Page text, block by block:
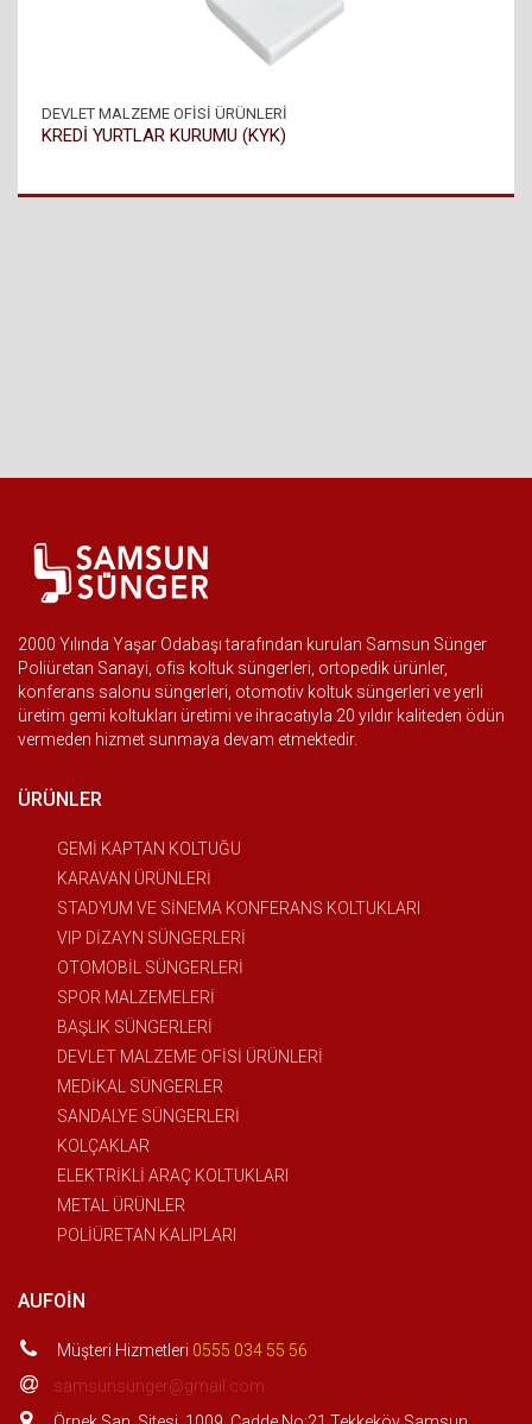
DEVLET MALZEME OFİSİ ÜRÜNLERİ
KREDİ YURTLAR KURUMU (KYK)
2000 Yılında Yaşar Odabaşı tarafından kurulan Samsun Sünger
Poliüretan Sanayi, ofis koltuk süngerleri, ortopedik ürünler,
konferans salonu süngerleri, otomotiv koltuk süngerleri ve yerli
üretim gemi koltukları üretimi ve ihracatıyla 20 yıldır kaliteden ödün
vermeden hizmet sunmaya devam etmektedir.
ÜRÜNLER
GEMİ KAPTAN KOLTUĞU
KARAVAN ÜRÜNLERİ
STADYUM VE SİNEMA KONFERANS KOLTUKLARI
VIP DİZAYN SÜNGERLERİ
OTOMOBİL SÜNGERLERİ
SPOR MALZEMELERİ
BAŞLIK SÜNGERLERİ
DEVLET MALZEME OFİSİ ÜRÜNLERİ
MEDİKAL SÜNGERLER
SANDALYE SÜNGERLERİ
KOLÇAKLAR
ELEKTRİKLİ ARAÇ KOLTUKLARI
METAL ÜRÜNLER
POLİÜRETAN KALIPLARI
AUFOIN
Müşteri Hizmetleri 0555 034 55 56
samsunsunger@gmail.com